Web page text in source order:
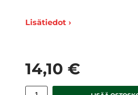
Lisätiedot ›
14,10 €